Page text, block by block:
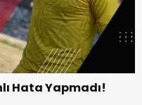
Hata Yapmadı!